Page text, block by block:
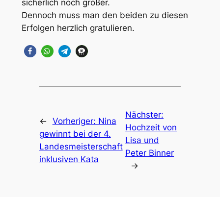
sicherlich noch größer.
Dennoch muss man den beiden zu diesen
Erfolgen herzlich gratulieren.
← Vorheriger: Nina
gewinnt bei der 4.
Landesmeisterschaft
inklusiven Kata
Nächster:
Hochzeit von
Lisa und
Peter Binner
→